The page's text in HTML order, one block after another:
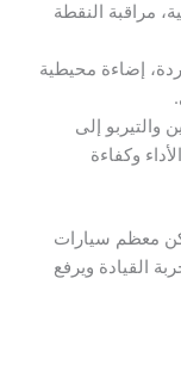
مراقبة النقطة
إضاءة محيطية
والتيربو إلى
وكفاءة
معظم سيارات
القيادة ويرفع